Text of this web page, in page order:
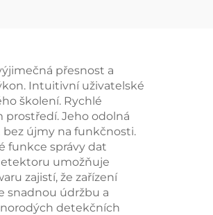
přesnost a
Intuitivní uživatelské
školení. Rychlé
Jeho odolná
újmy na funkčnosti.
funkce správy dat
umožňuje
zajistí, že zařízení
snadnou údržbu a
detekčních